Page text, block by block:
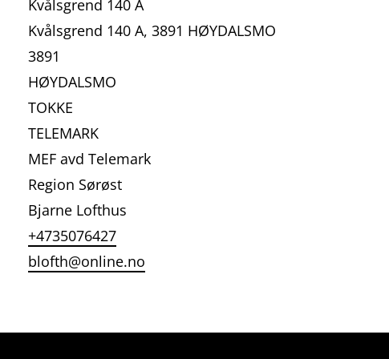
Kvålsgrend 140 A
Kvålsgrend 140 A, 3891 HØYDALSMO
3891
HØYDALSMO
TOKKE
TELEMARK
MEF avd Telemark
Region Sørøst
Bjarne Lofthus
+4735076427
blofth@online.no